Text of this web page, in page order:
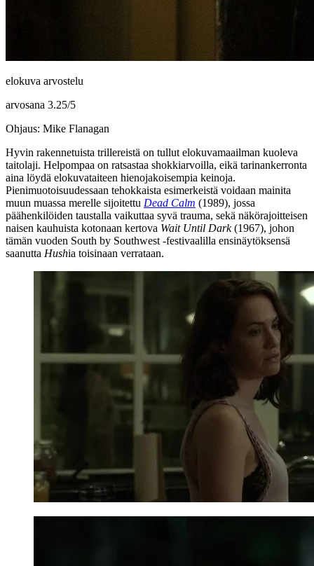
elokuva arvostelu
arvosana 3.25/5
Ohjaus: Mike Flanagan
Hyvin rakennetuista trillereistä on tullut elokuvamaailman kuoleva
taitolaji. Helpompaa on ratsastaa shokkiarvoilla, eikä tarinankerronta
aina löydä elokuvataiteen hienojakoisempia keinoja.
Pienimuotoisuudessaan tehokkaista esimerkeistä voidaan mainita
muun muassa merelle sijoitettu Dead Calm (1989), jossa
päähenkilöiden taustalla vaikuttaa syvä trauma, sekä näkörajoitteisen
naisen kauhuista kotonaan kertova Wait Until Dark(1967), johon
tämän vuoden South by Southwest ‑festivaalilla ensinäytöksensä
saanutta Hushia toisinaan verrataan.